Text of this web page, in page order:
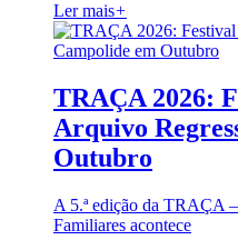
Ler mais+
TRAÇA 2026:
Arquivo
Outubro
A 5.ª edição da TRAÇA
Familiares acontece